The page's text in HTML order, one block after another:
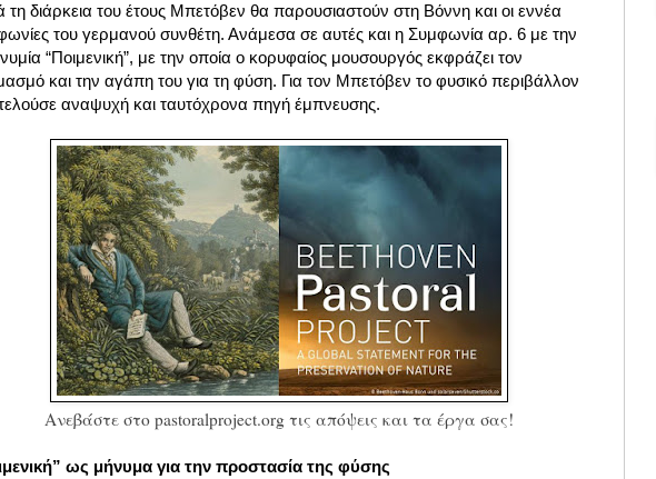
τη διάρκεια του έτους Μπετόβεν θα παρουσιαστούν στη Βόννη και οι εννέα
του γερμανού συνθέτη. Ανάμεσα σε αυτές και η Συμφωνία αρ. 6 με την
“Ποιμενική”, με την οποία ο κορυφαίος μουσουργός εκφράζει τον
και την αγάπη του για τη φύση. Για τον Μπετόβεν το φυσικό περιβάλλον
αναψυχή και ταυτόχρονα πηγή έμπνευσης.
Ανεβάστε στο pastoralproject.org τις απόψεις και τα έργα σας!
ως μήνυμα για την προστασία της φύσης